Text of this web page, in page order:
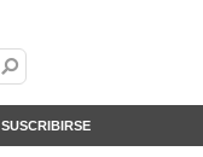
SUSCRIBIRSE